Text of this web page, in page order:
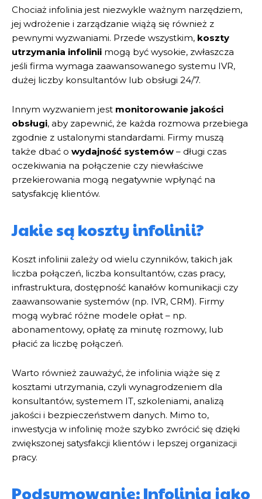
Chociaż infolinia jest niezwykle ważnym narzędziem,
jej wdrożenie i zarządzanie wiążą się również z
pewnymi wyzwaniami. Przede wszystkim, koszty
utrzymania infolinii mogą być wysokie, zwłaszcza
jeśli firma wymaga zaawansowanego systemu IVR,
dużej liczby konsultantów lub obsługi 24/7.
Innym wyzwaniem jest monitorowanie jakości
obsługi, aby zapewnić, że każda rozmowa przebiega
zgodnie z ustalonymi standardami. Firmy muszą
także dbać o wydajność systemów – długi czas
oczekiwania na połączenie czy niewłaściwe
przekierowania mogą negatywnie wpłynąć na
satysfakcję klientów.
Jakie są koszty infolinii?
Koszt infolinii zależy od wielu czynników, takich jak
liczba połączeń, liczba konsultantów, czas pracy,
infrastruktura, dostępność kanałów komunikacji czy
zaawansowanie systemów (np. IVR, CRM). Firmy
mogą wybrać różne modele opłat – np.
abonamentowy, opłatę za minutę rozmowy, lub
płacić za liczbę połączeń.
Warto również zauważyć, że infolinia wiąże się z
kosztami utrzymania, czyli wynagrodzeniem dla
konsultantów, systemem IT, szkoleniami, analizą
jakości i bezpieczeństwem danych. Mimo to,
inwestycja w infolinię może szybko zwrócić się dzięki
zwiększonej satysfakcji klientów i lepszej organizacji
pracy.
Podsumowanie: Infolinia jako